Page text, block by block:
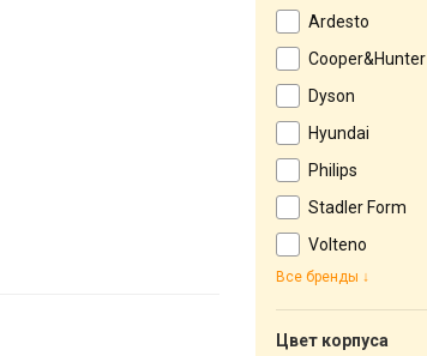
Ardesto
Cooper&Hunter
Dyson
Hyundai
Philips
Stadler Form
Volteno
Все бренды
Цвет корпуса